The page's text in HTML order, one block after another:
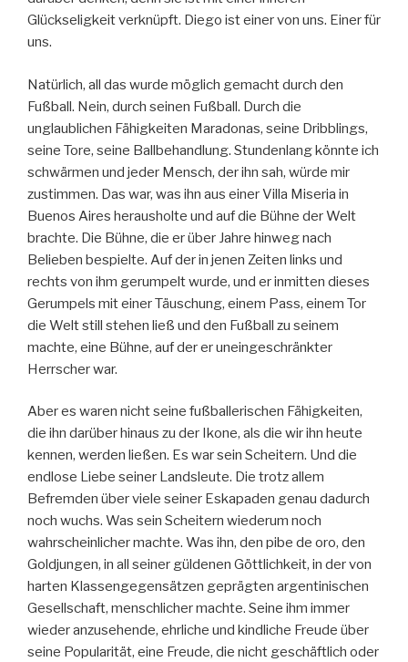
Glückseligkeit verknüpft. Diego ist einer von uns. Einer für
uns.
Natürlich, all das wurde möglich gemacht durch den
Fußball. Nein, durch seinen Fußball. Durch die
unglaublichen Fähigkeiten Maradonas, seine Dribblings,
seine Tore, seine Ballbehandlung. Stundenlang könnte ich
schwärmen und jeder Mensch, der ihn sah, würde mir
zustimmen. Das war, was ihn aus einer Villa Miseria in
Buenos Aires herausholte und auf die Bühne der Welt
brachte. Die Bühne, die er über Jahre hinweg nach
Belieben bespielte. Auf der in jenen Zeiten links und
rechts von ihm gerumpelt wurde, und er inmitten dieses
Gerumpels mit einer Täuschung, einem Pass, einem Tor
die Welt still stehen ließ und den Fußball zu seinem
machte, eine Bühne, auf der er uneingeschränkter
Herrscher war.
Aber es waren nicht seine fußballerischen Fähigkeiten,
die ihn darüber hinaus zu der Ikone, als die wir ihn heute
kennen, werden ließen. Es war sein Scheitern. Und die
endlose Liebe seiner Landsleute. Die trotz allem
Befremden über viele seiner Eskapaden genau dadurch
noch wuchs. Was sein Scheitern wiederum noch
wahrscheinlicher machte. Was ihn, den pibe de oro, den
Goldjungen, in all seiner güldenen Göttlichkeit, in der von
harten Klassengegensätzen geprägten argentinischen
Gesellschaft, menschlicher machte. Seine ihm immer
wieder anzusehende, ehrliche und kindliche Freude über
seine Popularität, eine Freude, die nicht geschäftlich oder